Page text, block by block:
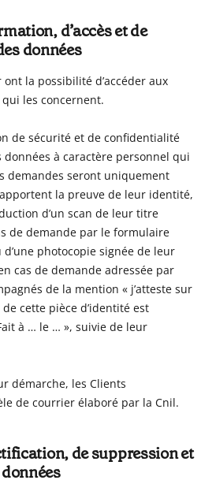
d’accès et de
données
ont la possibilité d’accéder aux
les concernent.
de sécurité et de confidentialité
à caractère personnel qui
demandes seront uniquement
la preuve de leur identité,
d’un scan de leur titre
de demande par le formulaire
photocopie signée de leur
cas de demande adressée par
de la mention « j’atteste sur
cette pièce d’identité est
à … le … », suivie de leur
démarche, les Clients
de courrier élaboré par la Cnil.
de suppression et